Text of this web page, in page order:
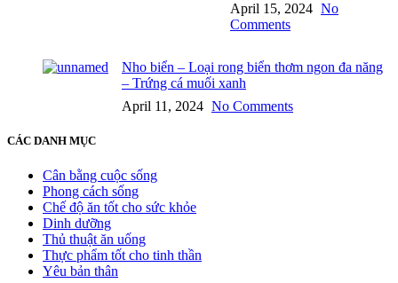
April 15, 2024 No
Comments
Nho biển – Loại rong biển thơm ngon đa năng
– Trứng cá muối xanh
April 11, 2024 No Comments
CÁC DANH MỤC
Cân bằng cuộc sống
Phong cách sống
Chế độ ăn tốt cho sức khỏe
Dinh dưỡng
Thủ thuật ăn uống
Thực phẩm tốt cho tinh thần
Yêu bản thân